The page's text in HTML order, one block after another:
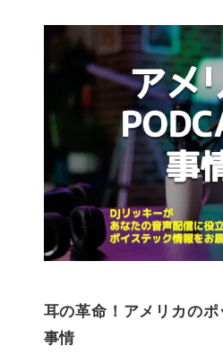
耳の革命！アメリカの
事情